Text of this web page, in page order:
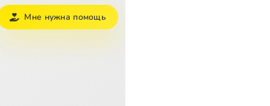
13:16
Мне нужна помощь